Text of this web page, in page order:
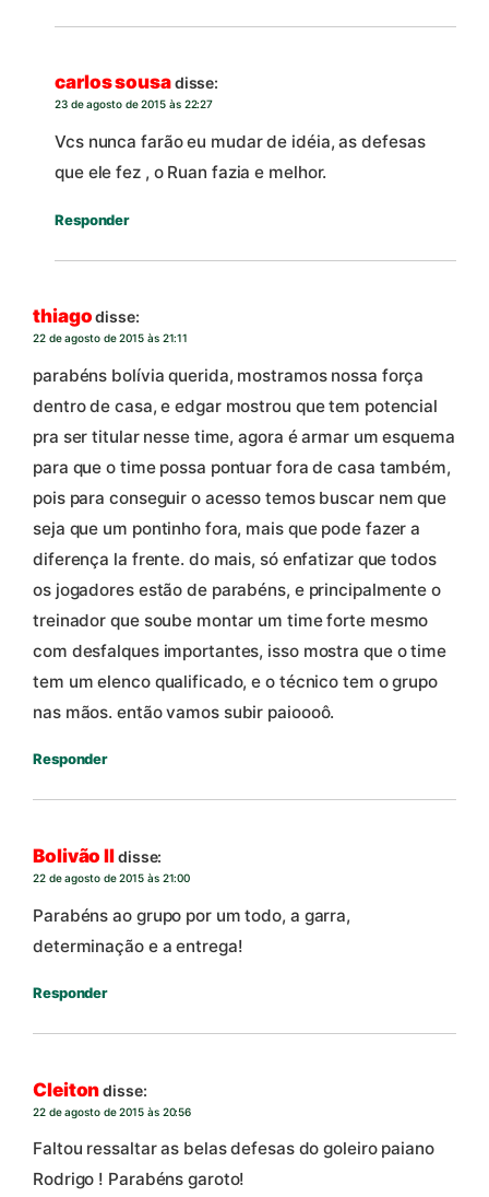
carlos sousadisse:
23 de agosto de 2015 às 22:27
Vcs nunca farão eu mudar de idéia, as defesas
que ele fez , o Ruan fazia e melhor.
Responder
thiagodisse:
22 de agosto de 2015 às 21:11
parabéns bolívia querida, mostramos nossa força
dentro de casa, e edgar mostrou que tem potencial
pra ser titular nesse time, agora é armar um esquema
para que o time possa pontuar fora de casa também,
pois para conseguir o acesso temos buscar nem que
seja que um pontinho fora, mais que pode fazer a
diferença la frente. do mais, só enfatizar que todos
os jogadores estão de parabéns, e principalmente o
treinador que soube montar um time forte mesmo
com desfalques importantes, isso mostra que o time
tem um elenco qualificado, e o técnico tem o grupo
nas mãos. então vamos subir paioooô.
Responder
Bolivão IIdisse:
22 de agosto de 2015 às 21:00
Parabéns ao grupo por um todo, a garra,
determinação e a entrega!
Responder
Cleitondisse:
22 de agosto de 2015 às 20:56
Faltou ressaltar as belas defesas do goleiro paiano
Rodrigo ! Parabéns garoto!